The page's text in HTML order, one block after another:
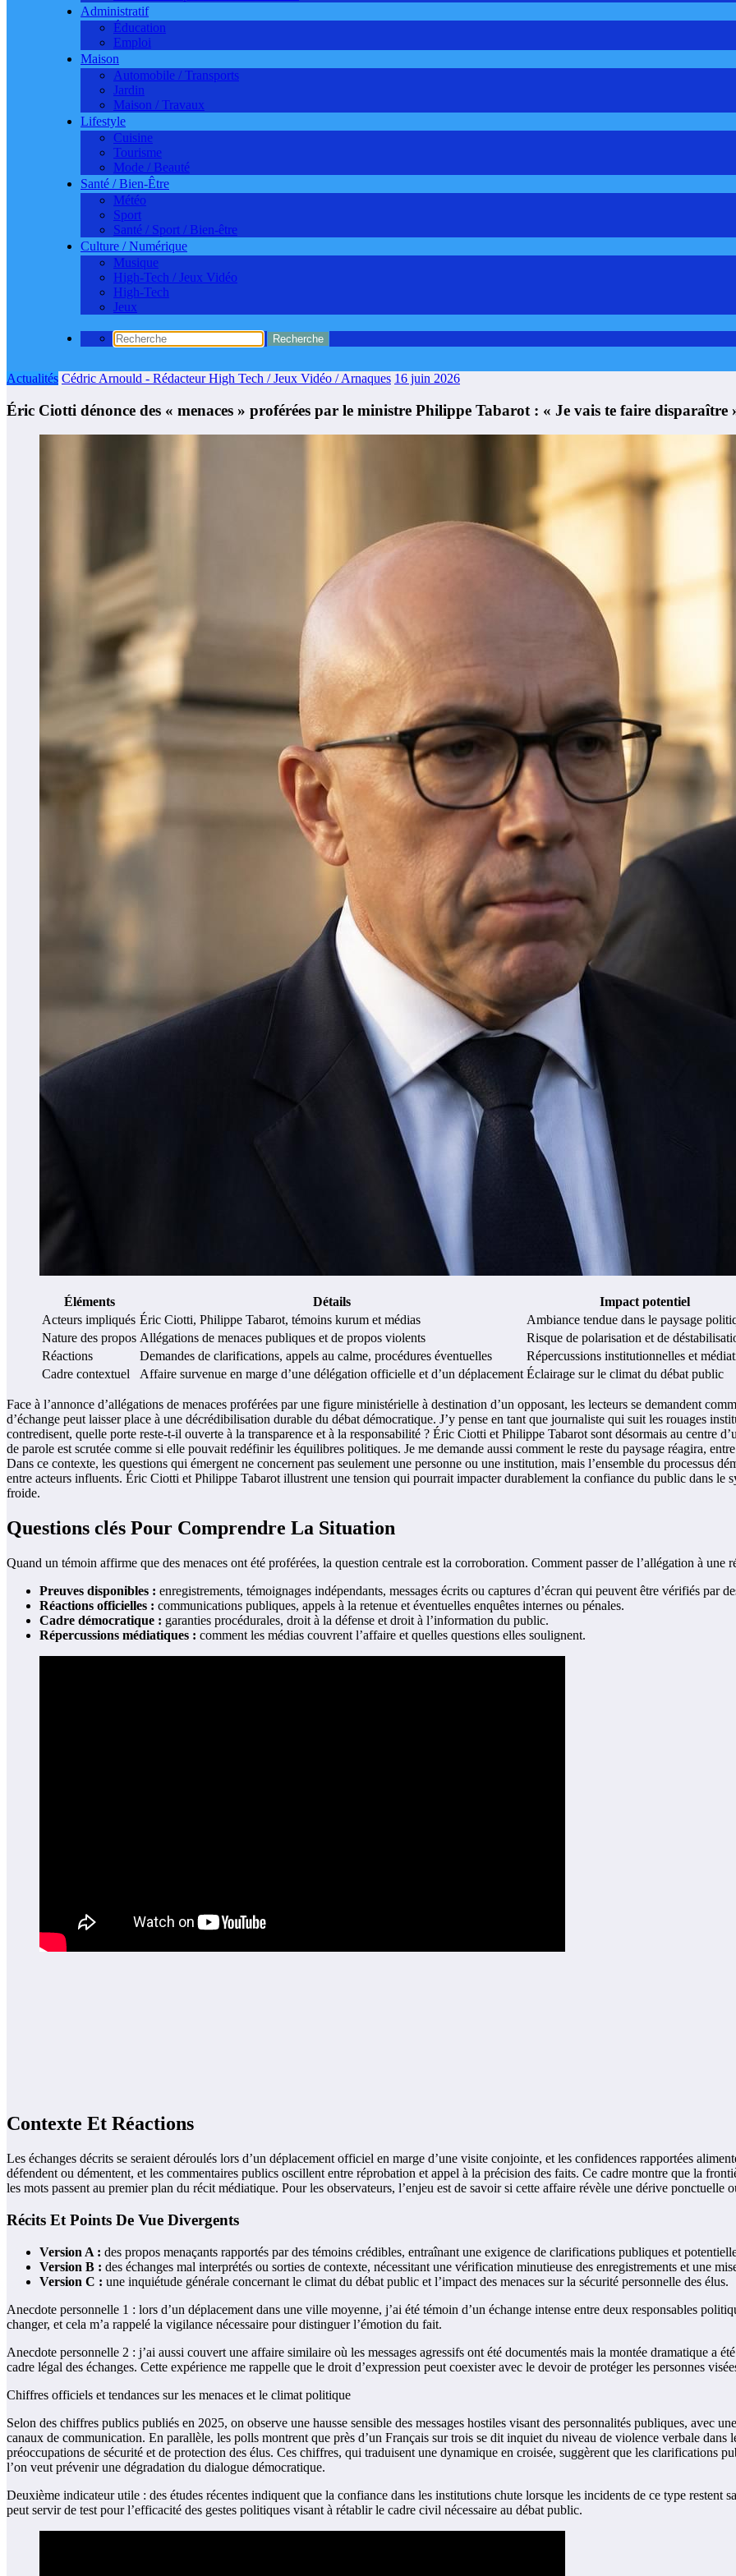
Administratif
Éducation
Emploi
Maison
Automobile / Transports
Jardin
Maison / Travaux
Lifestyle
Cuisine
Tourisme
Mode / Beauté
Santé / Bien-Être
Météo
Sport
Santé / Sport / Bien-être
Culture / Numérique
Musique
High-Tech / Jeux Vidéo
High-Tech
Jeux
Actualités Cédric Arnould - Rédacteur High Tech / Jeux Vidéo / Arnaques 16 juin 2026
Éric Ciotti dénonce des « menaces » proférées par le ministre Philippe Tabarot : « Je vais te faire disparaître
Éléments Détails
Impact potentiel
Acteurs impliqués Éric Ciotti, Philippe Tabarot, témoins kurum et médias
Ambiance tendue dans le paysage
Nature des propos Allégations de menaces publiques et de propos violents
Risque de polarisation et de
Réactions
Demandes de clarifications, appels au calme, procédures éventuelles
Répercussions institutionnelles et
Cadre contextuel
Affaire survenue en marge d’une délégation officielle et d’un déplacement Éclairage sur le climat du débat public
Face à l’annonce d’allégations de menaces proférées par une figure ministérielle à destination d’un opposant, les lecteurs se demandent
d’échange peut laisser place à une décrédibilisation durable du débat démocratique. J’y pense en tant que journaliste qui suit les rouages
contredisent, quelle porte reste-t-il ouverte à la transparence et à la responsabilité ? Éric Ciotti et Philippe Tabarot sont désormais au centre
de parole est scrutée comme si elle pouvait redéfinir les équilibres politiques. Je me demande aussi comment le reste du paysage réagira,
Dans ce contexte, les questions qui émergent ne concernent pas seulement une personne ou une institution, mais l’ensemble du processus
entre acteurs influents. Éric Ciotti et Philippe Tabarot illustrent une tension qui pourrait impacter durablement la confiance du public dans le
froide.
Questions clés Pour Comprendre La Situation
Quand un témoin affirme que des menaces ont été proférées, la question centrale est la corroboration. Comment passer de l’allégation à
Preuves disponibles : enregistrements, témoignages indépendants, messages écrits ou captures d’écran qui peuvent être vérifiés par
Réactions officielles : communications publiques, appels à la retenue et éventuelles enquêtes internes ou pénales.
Cadre démocratique : garanties procédurales, droit à la défense et droit à l’information du public.
Répercussions médiatiques : comment les médias couvrent l’affaire et quelles questions elles soulignent.
Contexte Et Réactions
Les échanges décrits se seraient déroulés lors d’un déplacement officiel en marge d’une visite conjointe, et les confidences rapportées
défendent ou démentent, et les commentaires publics oscillent entre réprobation et appel à la précision des faits. Ce cadre montre que la
les mots passent au premier plan du récit médiatique. Pour les observateurs, l’enjeu est de savoir si cette affaire révèle une dérive
Récits Et Points De Vue Divergents
Version A : des propos menaçants rapportés par des témoins crédibles, entraînant une exigence de clarifications publiques et
Version B : des échanges mal interprétés ou sorties de contexte, nécessitant une vérification minutieuse des enregistrements et une
Version C : une inquiétude générale concernant le climat du débat public et l’impact des menaces sur la sécurité personnelle des élus.
Anecdote personnelle 1 : lors d’un déplacement dans une ville moyenne, j’ai été témoin d’un échange intense entre deux responsables
changer, et cela m’a rappelé la vigilance nécessaire pour distinguer l’émotion du fait.
Anecdote personnelle 2 : j’ai aussi couvert une affaire similaire où les messages agressifs ont été documentés mais la montée dramatique a
cadre légal des échanges. Cette expérience me rappelle que le droit d’expression peut coexister avec le devoir de protéger les personnes
Chiffres officiels et tendances sur les menaces et le climat politique
Selon des chiffres publics publiés en 2025, on observe une hausse sensible des messages hostiles visant des personnalités publiques, avec
canaux de communication. En parallèle, les polls montrent que près d’un Français sur trois se dit inquiet du niveau de violence verbale
préoccupations de sécurité et de protection des élus. Ces chiffres, qui traduisent une dynamique en croisée, suggèrent que les clarifications
l’on veut prévenir une dégradation du dialogue démocratique.
Deuxième indicateur utile : des études récentes indiquent que la confiance dans les institutions chute lorsque les incidents de ce type restent
peut servir de test pour l’efficacité des gestes politiques visant à rétablir le cadre civil nécessaire au débat public.